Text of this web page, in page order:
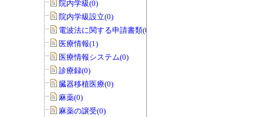
院内学級(0)
院内学級設立(0)
電波法に関する申請書類(0)
医療情報(1)
医療情報システム(0)
診療録(0)
臓器移植医療(0)
麻薬(0)
麻薬の譲受(0)